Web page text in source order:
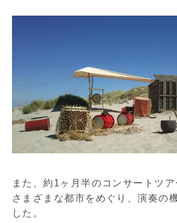
また、約1ヶ月半のコンサートツ
さまざまな都市をめぐり、演奏の
した。